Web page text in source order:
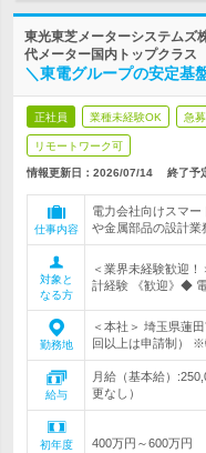
東光東芝メーターシステムズ
代メーター国内トップクラス
＼東電グループの安定
正社員 業種未経験OK 急募
リモートワーク可
情報更新日：2026/07/14 終了予
仕事内容
電力会社向けスマ
や金属部品の設計業
対象と
なる方
＜業界未経験歓迎
計経験 《歓迎》◆
勤務地
＜本社＞ 埼玉県蓮
回以上は申請制） ※
給与
月給（基本給）
更なし）
初年度
400万円～600万円